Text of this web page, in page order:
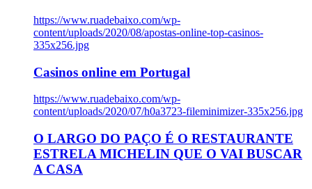
https://www.ruadebaixo.com/wp-
content/uploads/2020/08/apostas-online-top-casinos-
335x256.jpg
Casinos online em Portugal
https://www.ruadebaixo.com/wp-
content/uploads/2020/07/h0a3723-fileminimizer-335x256.jpg
O LARGO DO PAÇO É O RESTAURANTE
ESTRELA MICHELIN QUE O VAI BUSCAR
A CASA